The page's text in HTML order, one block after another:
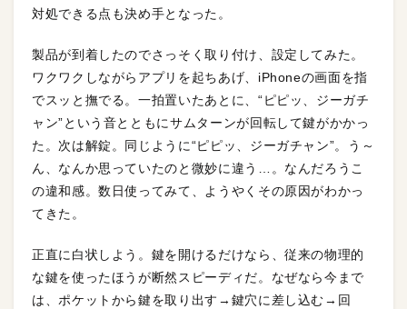
対処できる点も決め手となった。
製品が到着したのでさっそく取り付け、設定してみた。
ワクワクしながらアプリを起ちあげ、iPhoneの画面を指
でスッと撫でる。一拍置いたあとに、“ピピッ、ジーガチ
ャン”という音とともにサムターンが回転して鍵がかかっ
た。次は解錠。同じように“ピピッ、ジーガチャン”。う～
ん、なんか思っていたのと微妙に違う…。なんだろうこ
の違和感。数日使ってみて、ようやくその原因がわかっ
てきた。
正直に白状しよう。鍵を開けるだけなら、従来の物理的
な鍵を使ったほうが断然スピーディだ。なぜなら今まで
は、ポケットから鍵を取り出す→鍵穴に差し込む→回